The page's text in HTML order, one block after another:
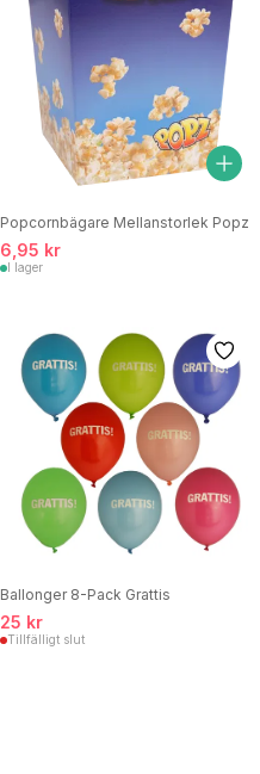
Popcornbägare Mellanstorlek Popz
6,95 kr
I lager
Ballonger 8-Pack Grattis
25 kr
Tillfälligt slut